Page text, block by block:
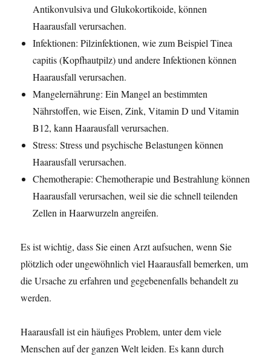
Antikonvulsiva und Glukokortikoide, können
Haarausfall verursachen.
Infektionen: Pilzinfektionen, wie zum Beispiel Tinea
capitis (Kopfhautpilz) und andere Infektionen können
Haarausfall verursachen.
Mangelernährung: Ein Mangel an bestimmten
Nährstoffen, wie Eisen, Zink, Vitamin D und Vitamin
B12, kann Haarausfall verursachen.
Stress: Stress und psychische Belastungen können
Haarausfall verursachen.
Chemotherapie: Chemotherapie und Bestrahlung können
Haarausfall verursachen, weil sie die schnell teilenden
Zellen in Haarwurzeln angreifen.
Es ist wichtig, dass Sie einen Arzt aufsuchen, wenn Sie
plötzlich oder ungewöhnlich viel Haarausfall bemerken, um
die Ursache zu erfahren und gegebenenfalls behandelt zu
werden.
Haarausfall ist ein häufiges Problem, unter dem viele
Menschen auf der ganzen Welt leiden. Es kann durch